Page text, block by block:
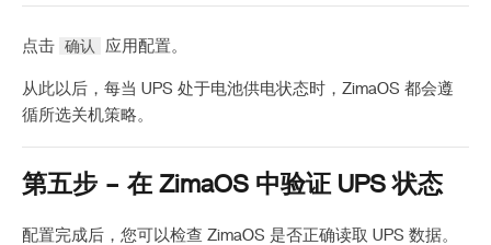
点击 确认 应用配置。
从此以后，每当 UPS 处于电池供电状态时，ZimaOS 都会遵
循所选关机策略。
第五步 – 在 ZimaOS 中验证 UPS 状态
配置完成后，您可以检查 ZimaOS 是否正确读取 UPS 数据。